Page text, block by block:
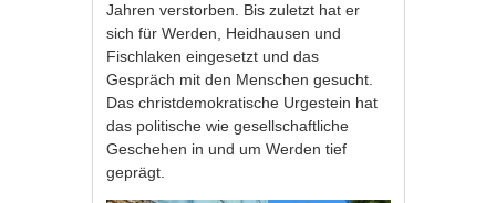
Jahren verstorben. Bis zuletzt hat er
sich für Werden, Heidhausen und
Fischlaken eingesetzt und das
Gespräch mit den Menschen gesucht.
Das christdemokratische Urgestein hat
das politische wie gesellschaftliche
Geschehen in und um Werden tief
geprägt.